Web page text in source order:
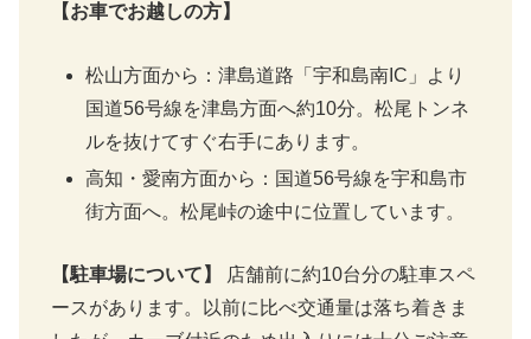
ペペ（cafe chez pepe） 基本情報